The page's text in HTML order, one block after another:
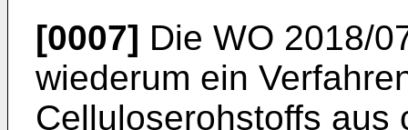
[0007] Die WO 2018/
wiederum ein
Celluloserohstoffs aus